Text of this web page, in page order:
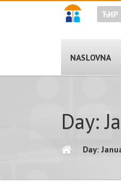
ЋИР
NASLOVNA
Day:
Day: